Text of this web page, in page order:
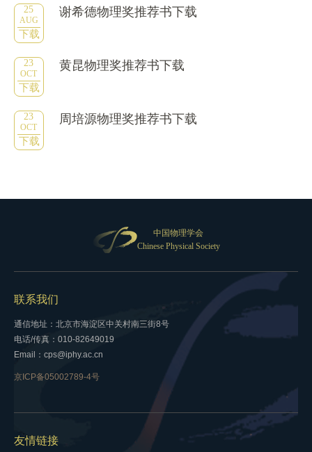
25
AUG
下载
谢希德物理奖推荐书下载
23
OCT
下载
黄昆物理奖推荐书下载
23
OCT
下载
周培源物理奖推荐书下载
中国物理学会
Chinese Physical Society
联系我们
通信地址：北京市海淀区中关村南三街8号
电话/传真：010-82649019
Email：cps@iphy.ac.cn
京ICP备05002789-4号
友情链接